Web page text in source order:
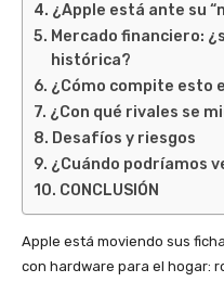
¿Apple está ante su
Mercado financiero:
histórica?
¿Cómo compite esto
¿Con qué rivales se
Desafíos y riesgos
¿Cuándo podríamos
CONCLUSIÓN
Apple está moviendo sus
con hardware para el hogar: